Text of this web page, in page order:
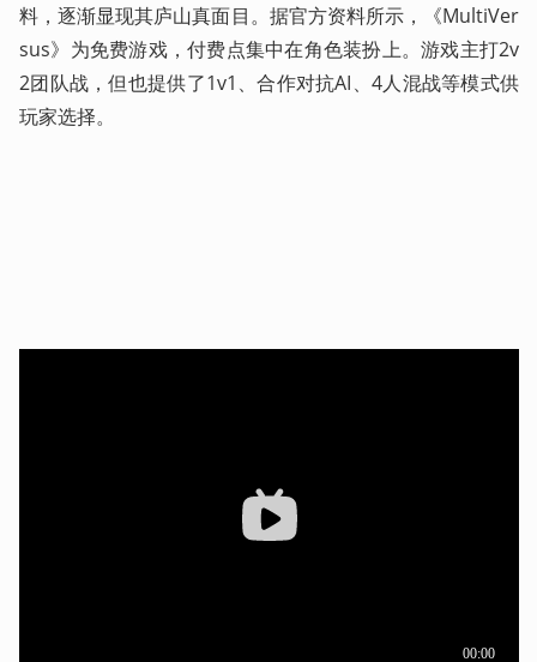
料，逐渐显现其庐山真面目。据官方资料所示，《MultiVer
sus》为免费游戏，付费点集中在角色装扮上。游戏主打2v
2团队战，但也提供了1v1、合作对抗AI、4人混战等模式供
玩家选择。